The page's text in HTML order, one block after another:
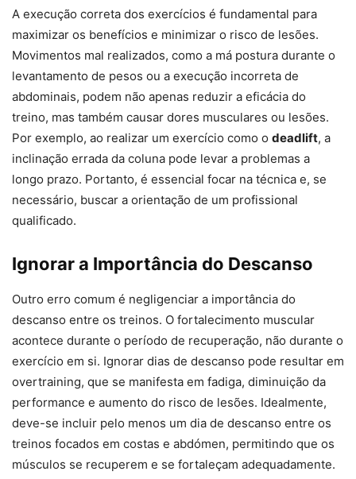
A execução correta dos exercícios é fundamental para
maximizar os benefícios e minimizar o risco de lesões.
Movimentos mal realizados, como a má postura durante o
levantamento de pesos ou a execução incorreta de
abdominais, podem não apenas reduzir a eficácia do
treino, mas também causar dores musculares ou lesões.
Por exemplo, ao realizar um exercício como o deadlift, a
inclinação errada da coluna pode levar a problemas a
longo prazo. Portanto, é essencial focar na técnica e, se
necessário, buscar a orientação de um profissional
qualificado.
Ignorar a Importância do Descanso
Outro erro comum é negligenciar a importância do
descanso entre os treinos. O fortalecimento muscular
acontece durante o período de recuperação, não durante o
exercício em si. Ignorar dias de descanso pode resultar em
overtraining, que se manifesta em fadiga, diminuição da
performance e aumento do risco de lesões. Idealmente,
deve-se incluir pelo menos um dia de descanso entre os
treinos focados em costas e abdómen, permitindo que os
músculos se recuperem e se fortaleçam adequadamente.